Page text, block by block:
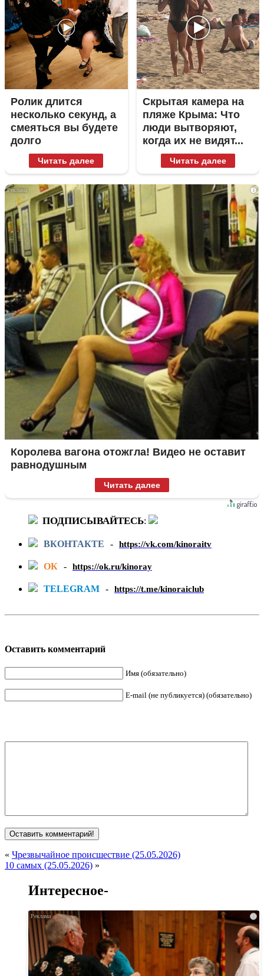
Ролик длится
несколько секунд, а
смеяться вы будете
долго
Читать далее
Скрытая камера на
пляже Крыма: Что
люди вытворяют,
когда их не видят...
Читать далее
i
Королева вагона отожгла! Видео не оставит
равнодушным
Читать далее
ПОДПИСЫВАЙТЕСЬ:
ВКОНТАКТЕ - https://vk.com/kinoraitv
ОК - https://ok.ru/kinoray
TELEGRAM - https://t.me/kinoraiclub
Оставить комментарий
Имя (обязательно)
E-mail (не публикуется) (обязательно)
« Чрезвычайное происшествие (25.05.2026)
10 самых (25.05.2026) »
Интересное-
i